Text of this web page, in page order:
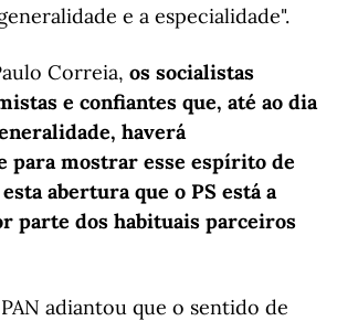
e a especialidade".
Correia, os socialistas
e confiantes que, até ao dia
haverá
para mostrar esse espírito de
abertura que o PS está a
parte dos habituais parceiros
adiantou que o sentido de